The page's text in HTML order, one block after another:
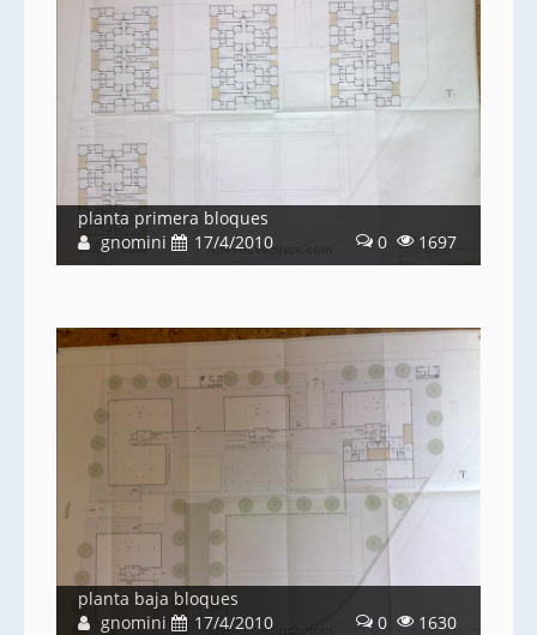
planta primera bloques
gnomini
17/4/2010 0 1697
planta baja bloques
gnomini
17/4/2010 0 1630